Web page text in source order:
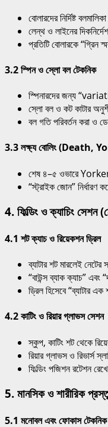
বোলারদের নির্দিষ্ট
লেন্থ ও লাইনের
প্রতিটি বোলারকে “গ্রিন
3.2 স্পিন ও স্লো বল টেকনিক
স্পিনারদের জন্য
স্লো বল ও কট কাটার
বল গতি পরিবর্তন করা ও
3.3 লক্ষ্য বোলিং (Death,
শেষ ৪–৫ ওভারে
“স্ট্রাইক জোন” নির্ধারণ
4. ফিল্ডিং ও ক্যাচিং সেশন
4.1 শট ক্যাচ ও রিয়েকশন ড্রিল
ব্যাটার শট মারলেই নেটের
“বাউন্স ব্যাক ক্যাচ” এবং
ড্রিল হিসেবে “ব্যাটার
4.2 কাটিং ও রিয়ার গ্লাভস সেশন
স্কুপ, কাটিং শট থেকে
রিয়ার গ্লাভস ও রিভার্স
ফিল্ডিং পজিশন রটেশন
5. মানসিক ও শারীরিক
5.1 মনোবল এবং ফোকাস টেকনিক